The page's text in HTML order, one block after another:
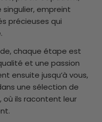
empreint
précieuses qui
chaque étape est
et une passion
ensuite jusqu’à vous,
une sélection de
où ils racontent leur